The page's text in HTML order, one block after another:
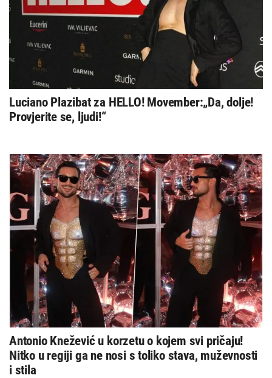
Luciano Plazibat za HELLO! Movember:„Da, dolje!
Provjerite se, ljudi!“
Antonio Knežević u korzetu o kojem svi pričaju!
Nitko u regiji ga ne nosi s toliko stava, muževnosti
i stila